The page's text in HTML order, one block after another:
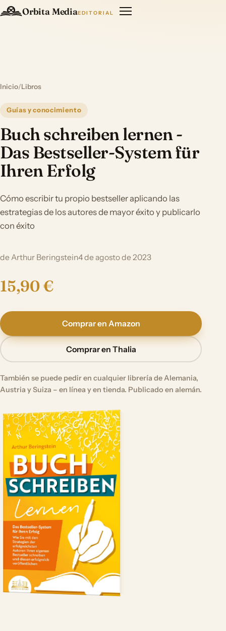
Orbita MediaEDITORIAL
Inicio/Libros
Guías y conocimiento
Buch schreiben lernen -
Das Bestseller-System für
Ihren Erfolg
Cómo escribir tu propio bestseller aplicando las
estrategias de los autores de mayor éxito y publicarlo
con éxito
de Arthur Beringstein4 de agosto de 2023
15,90 €
Comprar en Amazon
Comprar en Thalia
También se puede pedir en cualquier librería de Alemania,
Austria y Suiza – en línea y en tienda. Publicado en alemán.